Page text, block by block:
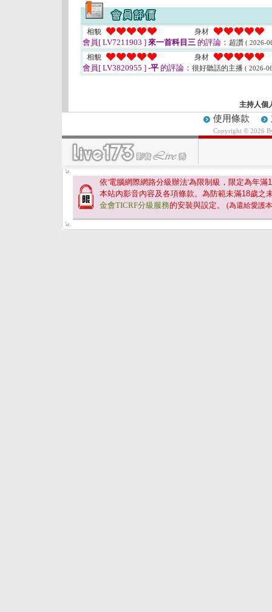
相貌 身材
會員[ LV7211903 ] 來一首科目三 的評論： 超讚 ( 2026-
相貌 身材
會員[ LV3820955 ] -平 的評論： 很好聽話的主播 ( 2026-
主持人個
使用條款
Copyright © 2026
依'電腦網際網路分級辦法'為限制級，限定為年滿
本站內影音內容及各項條款。為防範未滿18歲之
金會TICRF分級服務的安裝與設定。 (為還給愛護